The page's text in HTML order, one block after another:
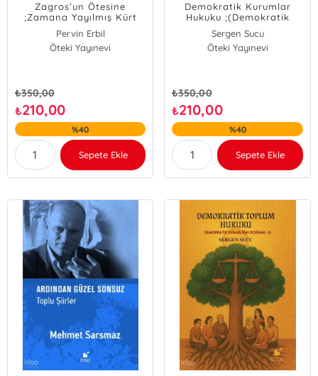
Zagros’un Ötesine
;Zamana Yayılmış Kürt
Tehcir Gerçeği
Pervin Erbil
Öteki Yayınevi
₺350,00
₺210,00
%40
Sepete Ekle
Demokratik Kurumlar
Hukuku ;(Demokratik
Uygarlığın Doğumu-3-)
Sergen Sucu
Öteki Yayınevi
₺350,00
₺210,00
%40
Sepete Ekle